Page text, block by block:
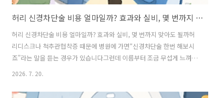
허리 신경차단술 비용 얼마일까? 효과와 실비, 몇 번까지 맞아도 될까
허리 신경차단술 비용 얼마일까? 효과와 실비, 몇 번까지 맞아도 될까허
리디스크나 척추관협착증 때문에 병원에 가면“신경차단술 한번 해보시
죠”라는 말을 듣는 경우가 있습니다그런데 이름부터 조금 무섭게 느껴집
고 고민하는 분들이 많습니다신경차단술은 이름과 달리 신경을 끊어버
2026. 7. 20.